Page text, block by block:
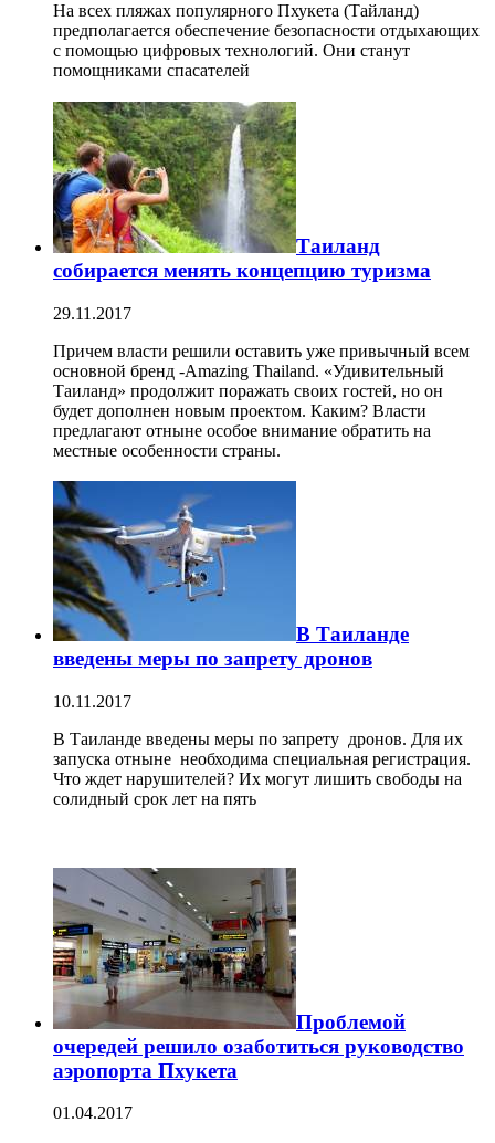
На всех пляжах популярного Пхукета (Тайланд)
предполагается обеспечение безопасности отдыхающих
с помощью цифровых технологий. Они станут
помощниками спасателей
Таиланд
собирается менять концепцию туризма
29.11.2017
Причем власти решили оставить уже привычный всем
основной бренд -Amazing Thailand. «Удивительный
Таиланд» продолжит поражать своих гостей, но он
будет дополнен новым проектом. Каким? Власти
предлагают отныне особое внимание обратить на
местные особенности страны.
В Таиланде
введены меры по запрету дронов
10.11.2017
В Таиланде введены меры по запрету дронов. Для их
запуска отныне необходима специальная регистрация.
Что ждет нарушителей? Их могут лишить свободы на
солидный срок лет на пять
Проблемой
очередей решило озаботиться руководство
аэропорта Пхукета
01.04.2017